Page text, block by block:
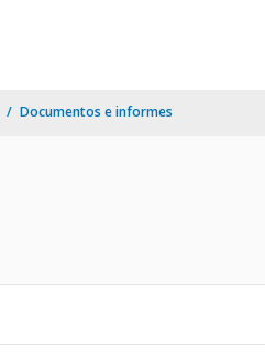
Documentos e informes